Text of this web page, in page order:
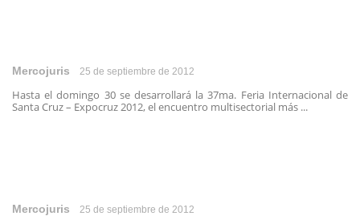
Mercojuris 25 de septiembre de 2012
Hasta el domingo 30 se desarrollará la 37ma. Feria Internacional de
Santa Cruz – Expocruz 2012, el encuentro multisectorial más ...
Mercojuris 25 de septiembre de 2012